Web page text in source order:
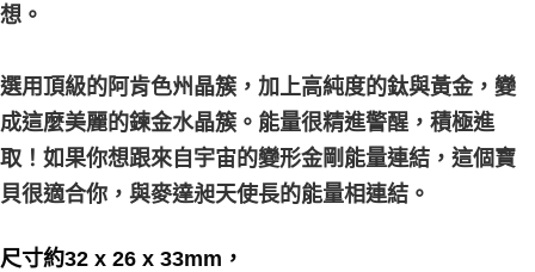
想。
選用頂級的阿肯色州晶簇，加上高純度的鈦與黃金，變
成這麼美麗的鍊金水晶簇。能量很精進警醒，積極進
取！如果你想跟來自宇宙的變形金剛能量連結，這個寶
貝很適合你，與麥達昶天使長的能量相連結。
尺寸約32 x 26 x 33mm，